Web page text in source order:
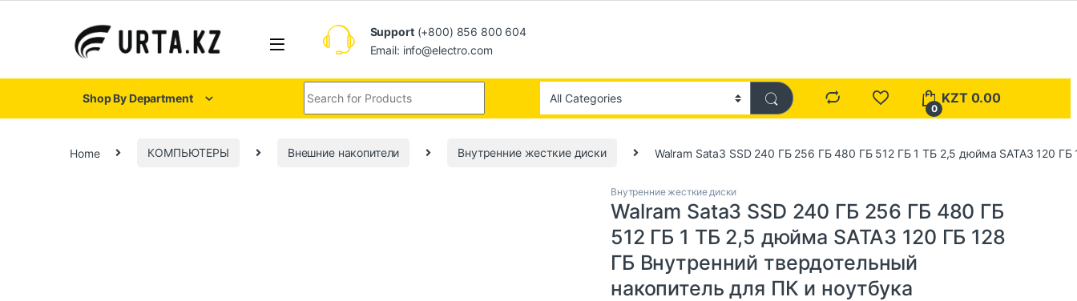
Support(+800) 856 800 604
Email: info@electro.com
Shop By Department
0
KZT 0.00
Home КОМПЬЮТЕРЫ Внешние накопители Внутренние жесткие диски Walram Sata3 SSD 240 ГБ 256 ГБ 480 ГБ 512 ГБ 1 ТБ 2,5 дюйма SATA3 120
Внутренние жесткие диски
Walram Sata3 SSD 240 ГБ 256 ГБ 480 ГБ
512 ГБ 1 ТБ 2,5 дюйма SATA3 120 ГБ 128
ГБ Внутренний твердотельный
накопитель для ПК и ноутбука